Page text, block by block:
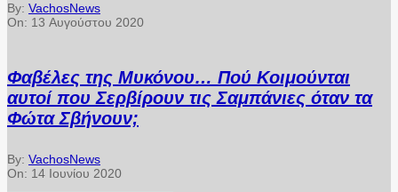
By: VachosNews
On: 13 Αυγούστου 2020
Φαβέλες της Μυκόνου… Πού Κοιμούνται
αυτοί που Σερβίρουν τις Σαμπάνιες όταν τα
Φώτα Σβήνουν;
By: VachosNews
On: 14 Ιουνίου 2020